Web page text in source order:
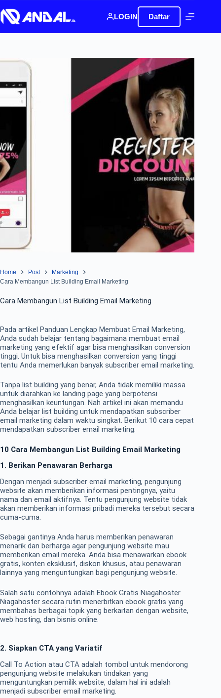
LOGIN Daftar
Home Post
Marketing
Cara Membangun List Building Email Marketing
Cara Membangun List Building Email Marketing
Pada artikel Panduan Lengkap Membuat Email Marketing,
Anda sudah belajar tentang bagaimana membuat email
marketing yang efektif agar bisa menghasilkan conversion
tinggi. Untuk bisa menghasilkan conversion yang tinggi
tentu Anda memerlukan banyak subscriber email marketing.
Tanpa list building yang benar, Anda tidak memiliki massa
untuk diarahkan ke landing page yang berpotensi
menghasilkan keuntungan. Nah artikel ini akan memandu
Anda belajar list building untuk mendapatkan subscriber
email marketing dalam waktu singkat. Berikut 10 cara cepat
mendapatkan subscriber email marketing:
10 Cara Membangun List Building Email Marketing
1. Berikan Penawaran Berharga
Dengan menjadi subscriber email marketing, pengunjung
website akan memberikan informasi pentingnya, yaitu
nama dan email aktifnya. Tentu pengunjung website tidak
akan memberikan informasi pribadi mereka tersebut secara
cuma-cuma.
Sebagai gantinya Anda harus memberikan penawaran
menarik dan berharga agar pengunjung website mau
memberikan email mereka. Anda bisa menawarkan ebook
gratis, konten eksklusif, diskon khusus, atau penawaran
lainnya yang menguntungkan bagi pengunjung website.
Salah satu contohnya adalah Ebook Gratis Niagahoster.
Niagahoster secara rutin menerbitkan ebook gratis yang
membahas berbagai topik yang berkaitan dengan website,
web hosting, dan bisnis online.
2. Siapkan CTA yang Variatif
Call To Action atau CTA adalah tombol untuk mendorong
pengunjung website melakukan tindakan yang
menguntungkan pemilik website, dalam hal ini adalah
menjadi subscriber email marketing.